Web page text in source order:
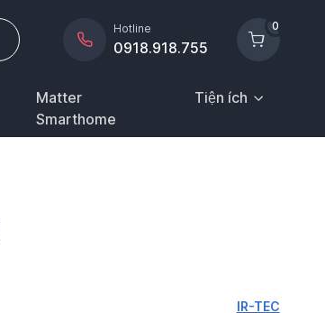
Hotline
0918.918.755
0
Matter
Smarthome
Tiện ích
IR-TEC